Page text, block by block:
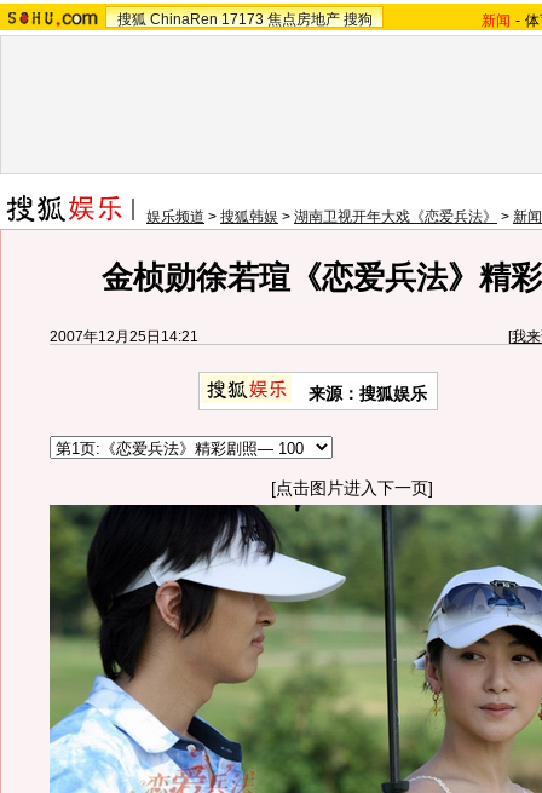
搜狐 ChinaRen 17173 焦点房地产 搜狗 新闻 -
娱乐频道 > 搜狐韩娱 > 湖南卫视开年大戏《恋爱兵法》 > 新
金桢勋徐若瑄《恋爱兵法》精
2007年12月25日14:21 [我
来源：搜狐娱乐
[点击图片进入下一页]